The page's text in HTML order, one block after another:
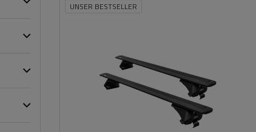
UNSER BESTSELLER